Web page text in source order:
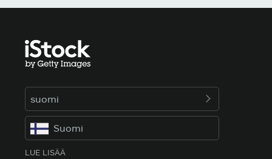
suomi
Suomi
LUE LISÄÄ